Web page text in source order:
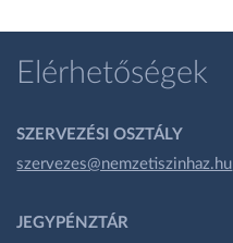
Elérhetőségek
SZERVEZÉSI OSZTÁLY
szervezes@nemzetiszinhaz.hu
JEGYPÉNZTÁR